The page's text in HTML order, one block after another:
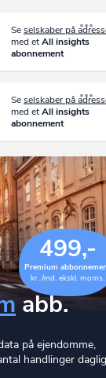
Seselskaber på
med etAll insights
abonnement
Seselskaber på
med etAll insights
abonnement
499,-
Premium
kr. /md. ekskl. moms.
abb.
på ejendomme,
handlinger